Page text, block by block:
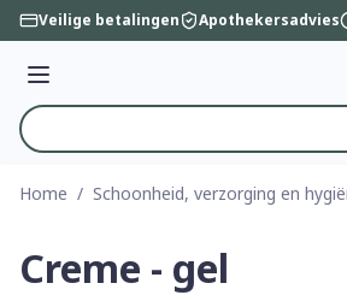
Ga naar de inhoud
Veilige betalingen Apothekersadvies
Menu
Product, merk, categorie...
Home / Schoonheid, verzorging en
Creme - gel